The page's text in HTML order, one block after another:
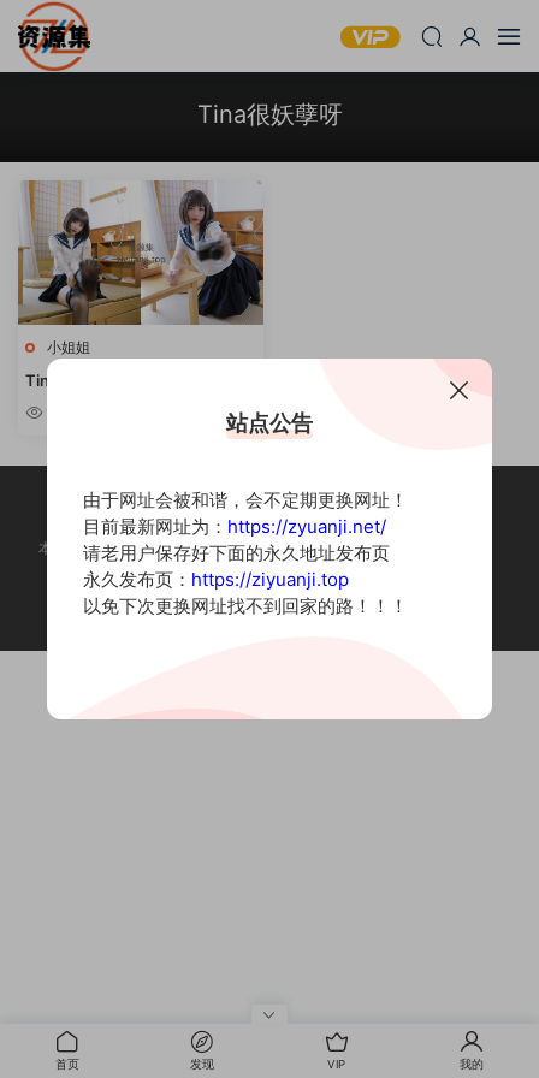
Tina很妖孽呀
小姐姐
Tina很妖孽呀 – 性感写真套图合
集 [持续更新]
本站为摄影写真图片网站，内容来自网络收集整理，仅作个人学习使用。
如有违法内容请联系删除
Copyright © 2022 资源集
首页 发现 VIP 我的
站点公告
由于网址会被和谐，会不定期更换网址！
目前最新网址为： https://zyuanji.net/
请老用户保存好下面的永久地址发布页
永久发布页： https://ziyuanji.top
以免下次更换网址找不到回家的路！！！